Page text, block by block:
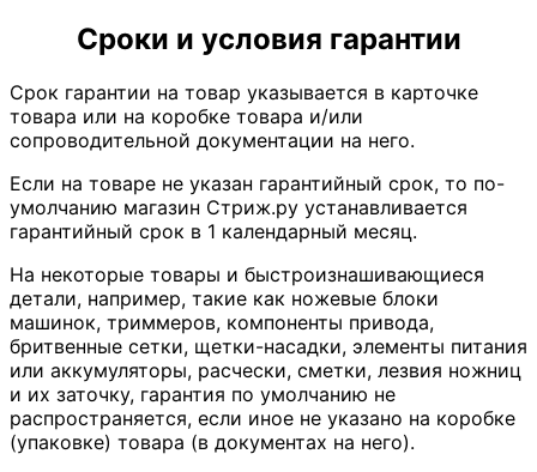
Сроки и условия гарантии
Срок гарантии на товар указывается в карточке
товара или на коробке товара и/или
сопроводительной документации на него.
Если на товаре не указан гарантийный срок, то по-
умолчанию магазин Стриж.ру устанавливается
гарантийный срок в 1 календарный месяц.
На некоторые товары и быстроизнашивающиеся
детали, например, такие как ножевые блоки
машинок, триммеров, компоненты привода,
бритвенные сетки, щетки-насадки, элементы питания
или аккумуляторы, расчески, сметки, лезвия ножниц
и их заточку, гарантия по умолчанию не
распространяется, если иное не указано на коробке
(упаковке) товара (в документах на него).